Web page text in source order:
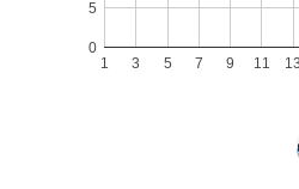
1 3 5 7 9 11
0
5